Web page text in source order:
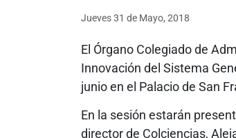
Jueves 31 de Mayo, 2018
El Órgano Colegiado de
Innovación del Sistema
junio en el Palacio de San
En la sesión estarán
director de Colciencias,